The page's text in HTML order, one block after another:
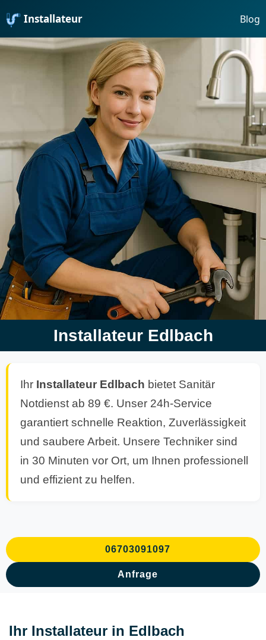
Installateur Blog
Installateur Edlbach
Ihr Installateur Edlbach bietet Sanitär
Notdienst ab 89 €. Unser 24h-Service
garantiert schnelle Reaktion, Zuverlässigkeit
und saubere Arbeit. Unsere Techniker sind
in 30 Minuten vor Ort, um Ihnen professionell
und effizient zu helfen.
06703091097
Anfrage
Ihr Installateur in Edlbach